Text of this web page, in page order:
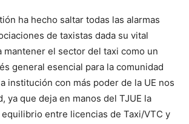
ha hecho saltar todas las alarmas
de taxistas dada su vital
mantener el sector del taxi como un
general esencial para la comunidad
institución con más poder de la UE nos
ya que deja en manos del TJUE la
entre licencias de Taxi/VTC y